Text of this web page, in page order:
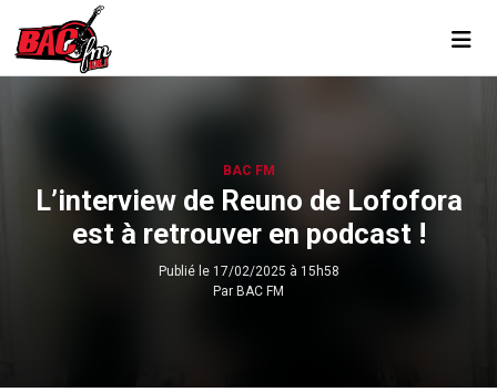
BAC FM
L’interview de Reuno de Lofofora
est à retrouver en podcast !
Publié le 17/02/2025 à 15h58
Par BAC FM